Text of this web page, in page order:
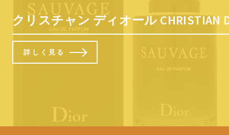
クリスチャン ディオール CHRISTIAN
詳しく見る